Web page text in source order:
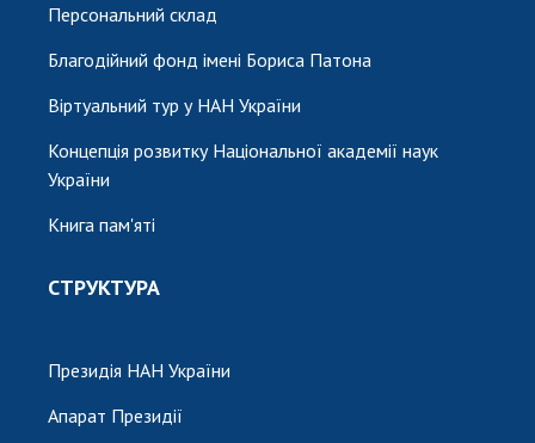
Персональний склад
Благодійний фонд імені Бориса Патона
Віртуальний тур у НАН України
Концепція розвитку Національної академії наук
України
Книга пам'яті
СТРУКТУРА
Президія НАН України
Апарат Президії